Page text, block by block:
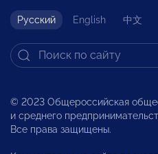
Русский English 中文
© 2023 Общероссийская
и среднего
Все права защищены.